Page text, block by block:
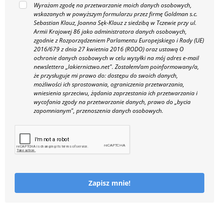
Wyrażam zgodę na przetwarzanie moich danych osobowych,
wskazanych w powyższym formularzu przez firmę Goldman s.c.
Sebastian Klauz, Joanna Sęk-Klauz z siedzibą w Tczewie przy ul.
Armii Krajowej 86 jako administratora danych osobowych,
zgodnie z Rozporządzeniem Parlamentu Europejskiego i Rady (UE)
2016/679 z dnia 27 kwietnia 2016 (RODO) oraz ustawą O
ochronie danych osobowych w celu wysyłki na mój adres e-mail
newslettera „lakiernictwo.net". Zostałem/am poinformowany/a,
że przysługuje mi prawo do: dostępu do swoich danych,
możliwości ich sprostowania, ograniczenia przetwarzania,
wniesienia sprzeciwu, żądania zaprzestania ich przetwarzania i
wycofania zgody na przetwarzanie danych, prawo do „bycia
zapomnianym", przenoszenia danych osobowych.
Zapisz mnie!